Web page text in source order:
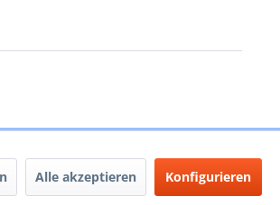
Alle akzeptieren Konfigurieren